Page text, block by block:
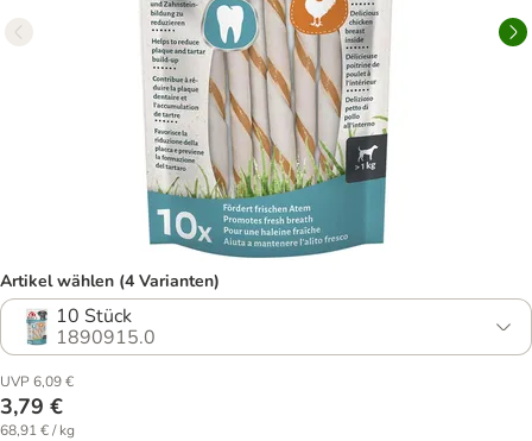
Artikel wählen (4 Varianten)
10 Stück
1890915.0
UVP 6,09 €
3,79 €
68,91 € / kg